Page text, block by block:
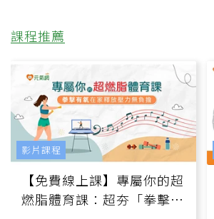
課程推薦
【免費線上課】專屬你的超
燃脂體育課：超夯「拳擊有
影片課程